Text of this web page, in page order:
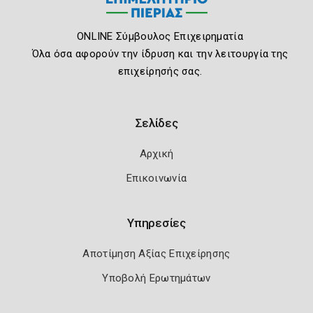
ONLINE Σύμβουλος Επιχειρηματία
Όλα όσα αφορούν την ίδρυση και την λειτουργία της
επιχείρησής σας.
Σελίδες
Αρχική
Επικοινωνία
Υπηρεσίες
Αποτίμηση Αξίας Επιχείρησης
Υποβολή Ερωτημάτων